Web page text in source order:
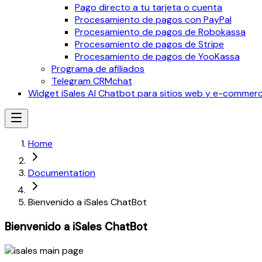
Pago directo a tu tarjeta o cuenta
Procesamiento de pagos con PayPal
Procesamiento de pagos de Robokassa
Procesamiento de pagos de Stripe
Procesamiento de pagos de YooKassa
Programa de afiliados
Telegram CRMchat
Widget iSales AI Chatbot para sitios web y e-
Home
Documentation
Bienvenido a iSales ChatBot
Bienvenido a iSales ChatBot